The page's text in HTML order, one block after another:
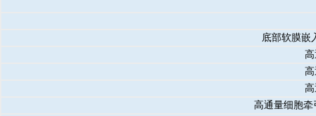
底部软膜嵌
高通量细胞